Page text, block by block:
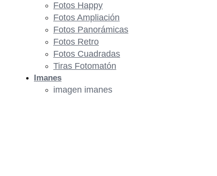
Fotos Happy
Fotos Ampliación
Fotos Panorámicas
Fotos Retro
Fotos Cuadradas
Tiras Fotomatón
Imanes
imagen imanes